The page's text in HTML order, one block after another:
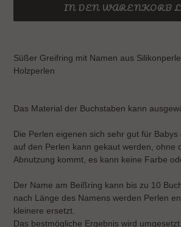
IN DEN WARENKORB
Warenkorb
Süßer Greifring mit Namen aus
Holzperlen
Das Material der Buchstaben kann
Die Perlen eigenen sich sehr gut für
auf den Perlen kann gekaut werden, ohne
Abnutzung kommt, es kann keine Farbe
Der Name am Beißring kann bis zu 10
nach Länge des Namens werden Perlen
kleinere ersetzt.
Das bestmögliche Ergebnis wird umgesetzt.